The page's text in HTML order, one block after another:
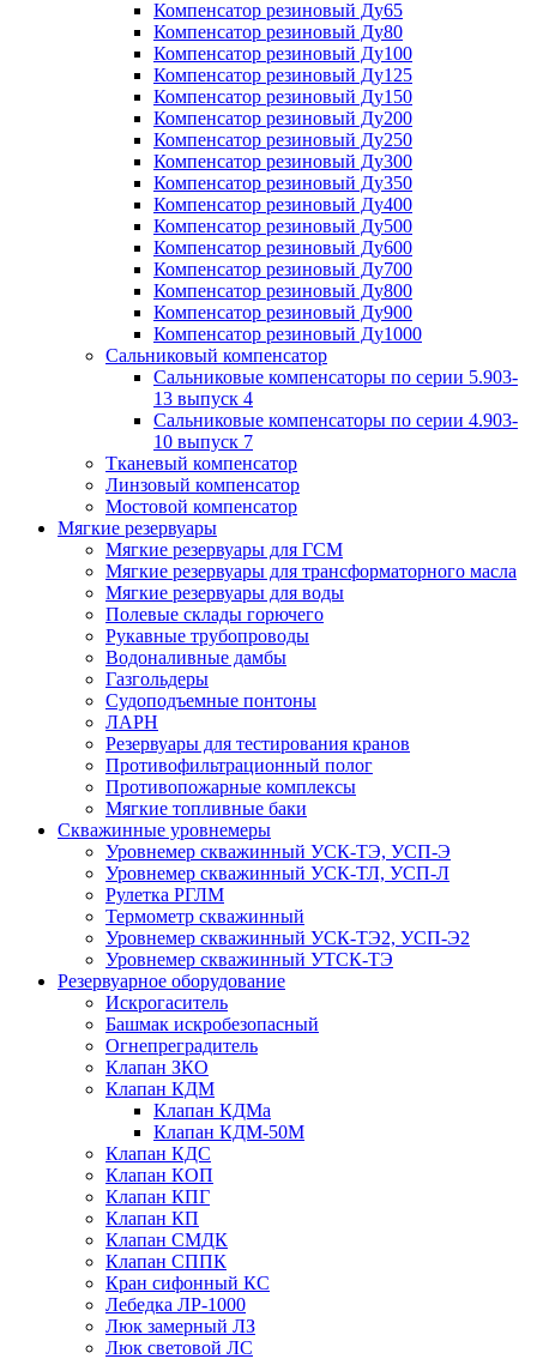
Компенсатор резиновый Ду65
Компенсатор резиновый Ду80
Компенсатор резиновый Ду100
Компенсатор резиновый Ду125
Компенсатор резиновый Ду150
Компенсатор резиновый Ду200
Компенсатор резиновый Ду250
Компенсатор резиновый Ду300
Компенсатор резиновый Ду350
Компенсатор резиновый Ду400
Компенсатор резиновый Ду500
Компенсатор резиновый Ду600
Компенсатор резиновый Ду700
Компенсатор резиновый Ду800
Компенсатор резиновый Ду900
Компенсатор резиновый Ду1000
Сальниковый компенсатор
Сальниковые компенсаторы по серии 5.903-
13 выпуск 4
Сальниковые компенсаторы по серии 4.903-
10 выпуск 7
Тканевый компенсатор
Линзовый компенсатор
Мостовой компенсатор
Мягкие резервуары
Мягкие резервуары для ГСМ
Мягкие резервуары для трансформаторного масла
Мягкие резервуары для воды
Полевые склады горючего
Рукавные трубопроводы
Водоналивные дамбы
Газгольдеры
Судоподъемные понтоны
ЛАРН
Резервуары для тестирования кранов
Противофильтрационный полог
Противопожарные комплексы
Мягкие топливные баки
Скважинные уровнемеры
Уровнемер скважинный УСК-ТЭ, УСП-Э
Уровнемер скважинный УСК-ТЛ, УСП-Л
Рулетка РГЛМ
Термометр скважинный
Уровнемер скважинный УСК-ТЭ2, УСП-Э2
Уровнемер скважинный УТСК-ТЭ
Резервуарное оборудование
Искрогаситель
Башмак искробезопасный
Огнепреградитель
Клапан ЗКО
Клапан КДМ
Клапан КДМа
Клапан КДМ-50М
Клапан КДС
Клапан КОП
Клапан КПГ
Клапан КП
Клапан СМДК
Клапан СППК
Кран сифонный КС
Лебедка ЛР-1000
Люк замерный ЛЗ
Люк световой ЛС